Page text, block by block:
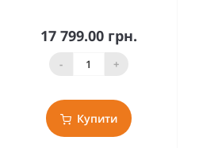
17 799.00 грн.
- +
Купити